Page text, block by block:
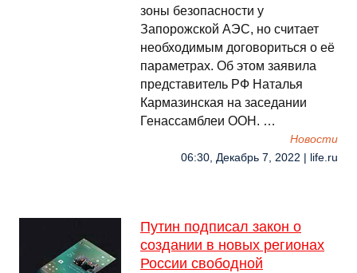
зоны безопасности у
Запорожской АЭС, но считает
необходимым договориться о её
параметрах. Об этом заявила
представитель РФ Наталья
Кармазинская на заседании
Генассамблеи ООН. …
Новости
06:30, Декабрь 7, 2022 | life.ru
Путин подписал закон о
создании в новых регионах
России свободной